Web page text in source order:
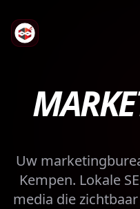
Uw
Kempen. Lokale
media die